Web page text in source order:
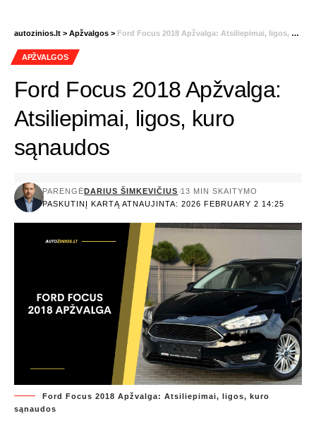
autozinios.lt > Apžvalgos > Ford Focus 2018 Apžvalga: Atsiliepimai, ligos, kuro sąnaudos
APŽVALGOS
Ford Focus 2018 Apžvalga:
Atsiliepimai, ligos, kuro
sąnaudos
PASKUTINĮ KARTĄ ATNAUJINTA: 2026 FEBRUARY 2 14:25
PARENGĖ DARIUS ŠIMKEVIČIUS 13 MIN SKAITYMO
Ford Focus 2018 Apžvalga: Atsiliepimai, ligos, kuro
sąnaudos